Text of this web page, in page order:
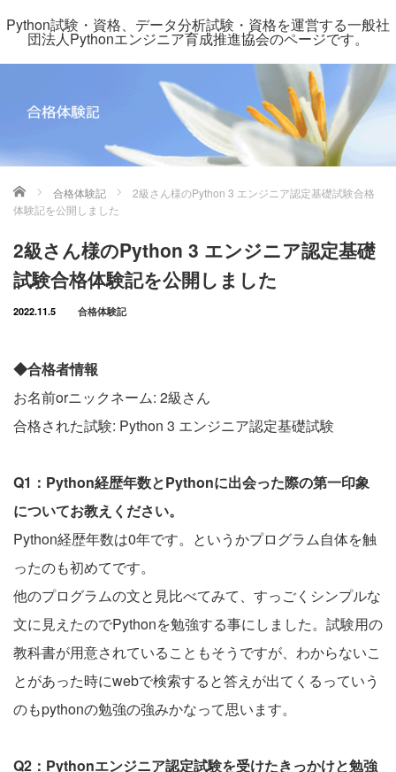
Python試験・資格、データ分析試験・資格を運営する一般社
団法人Pythonエンジニア育成推進協会のページです。
ホーム 合格体験記
2級さん様のPython 3 エンジニア認定基礎試験合格
体験記を公開しました
2級さん様のPython 3 エンジニア認定基礎
試験合格体験記を公開しました
2022.11.5 合格体験記
◆合格者情報
お名前orニックネーム: 2級さん
合格された試験: Python 3 エンジニア認定基礎試験
Q1：Python経歴年数とPythonに出会った際の第一印象
についてお教えください。
Python経歴年数は0年です。というかプログラム自体を触
ったのも初めてです。
他のプログラムの文と見比べてみて、すっごくシンプルな
文に見えたのでPythonを勉強する事にしました。試験用の
教科書が用意されていることもそうですが、わからないこ
とがあった時にwebで検索すると答えが出てくるっていう
のもpythonの勉強の強みかなって思います。
Q2：Pythonエンジニア認定試験を受けたきっかけと勉強